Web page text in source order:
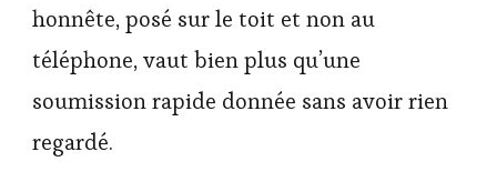
honnête, posé sur le toit et non au
téléphone, vaut bien plus qu’une
soumission rapide donnée sans avoir rien
regardé.